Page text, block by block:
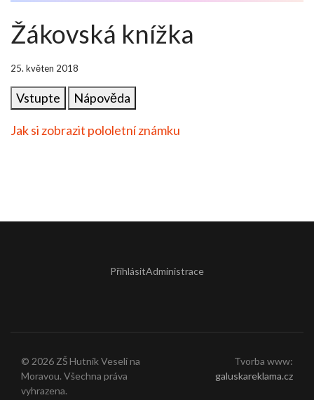
Žákovská knížka
25. květen 2018
Vstupte Nápověda
Jak si zobrazit pololetní známku
PřihlásitAdministrace
© 2026 ZŠ Hutník Veselí na
Moravou. Všechna práva
vyhrazena.
Tvorba www:
galuskareklama.cz